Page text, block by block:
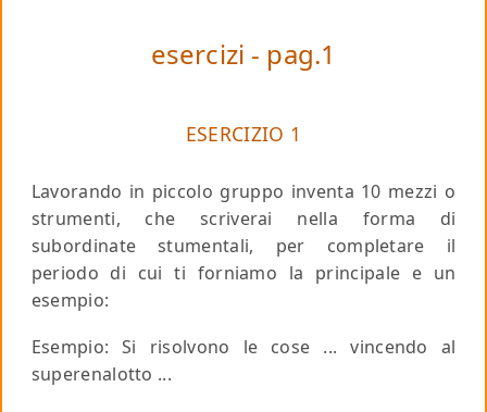
esercizi - pag.1
ESERCIZIO 1
Lavorando in piccolo gruppo inventa 10 mezzi o
strumenti, che scriverai nella forma di
subordinate stumentali, per completare il
periodo di cui ti forniamo la principale e un
esempio:
Esempio: Si risolvono le cose ... vincendo al
superenalotto ...